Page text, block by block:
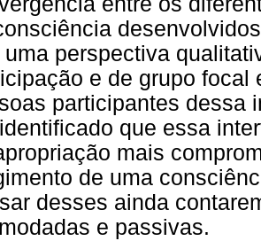
uma perspectiva
e de grupo
participantes dessa
que essa
mais
de uma
desses ainda
e passivas.